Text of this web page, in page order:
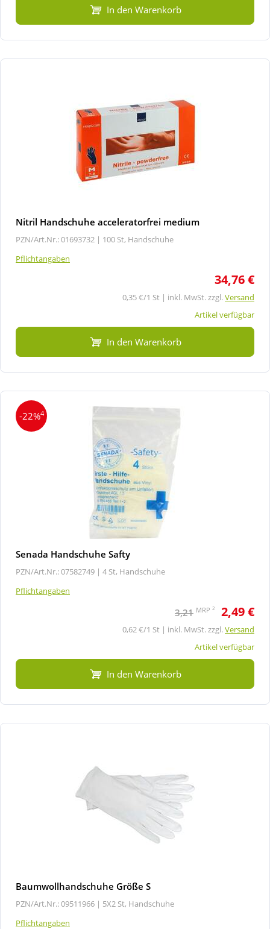
In den Warenkorb
Nitril Handschuhe acceleratorfrei medium
PZN/Art.Nr.: 01693732 | 100 St, Handschuhe
Pflichtangaben
34,76 €
0,35 €/1 St | inkl. MwSt. zzgl.Versand
Artikel verfügbar
In den Warenkorb
-22%4
Senada Handschuhe Safty
PZN/Art.Nr.: 07582749 | 4 St, Handschuhe
Pflichtangaben
3,21 MRP 2 2,49 €
0,62 €/1 St | inkl. MwSt. zzgl.Versand
Artikel verfügbar
In den Warenkorb
Baumwollhandschuhe Größe S
PZN/Art.Nr.: 09511966 | 5X2 St, Handschuhe
Pflichtangaben